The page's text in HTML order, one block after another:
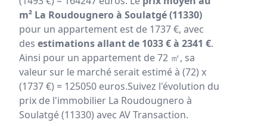
m² La Roudougnero à Soulatgé (11330)
pour un appartement est de 1737 €, avec
des estimations allant de 1033 € à 2341 €.
Ainsi pour un appartement de 72 ㎡, sa
valeur sur le marché serait estimé à (72) x
(1737 €) = 125050 euros.Suivez l'évolution du
prix de l'immobilier La Roudougnero à
Soulatgé (11330) avec AV Transaction.